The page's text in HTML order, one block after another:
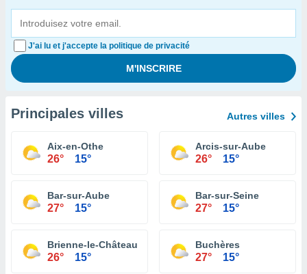
J'ai lu et j'accepte la politique de privacité
Principales villes Autres villes
Aix-en-Othe
26° 15°
Arcis-sur-Aube
26° 15°
Bar-sur-Aube
27° 15°
Bar-sur-Seine
27° 15°
Brienne-le-Château
26° 15°
Buchères
27° 15°